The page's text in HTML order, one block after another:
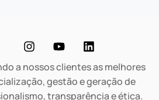
a nossos clientes as melhores
gestão e geração de
transparência e ética.